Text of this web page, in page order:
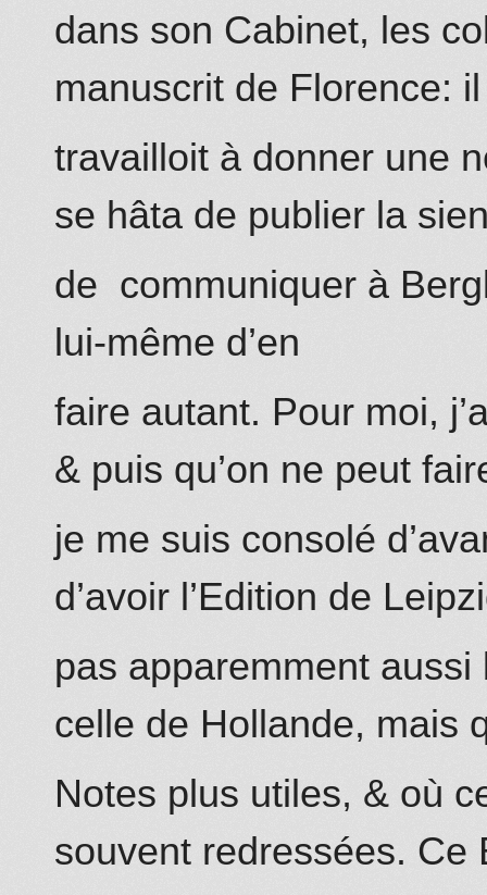
dans son Cabinet, les
manuscrit de Florence:
travailloit à donner une
se hâta de publier la
de communiquer à
lui-même d’en
faire autant. Pour moi,
& puis qu’on ne peut
je me suis consolé
d’avoir l’Edition de
pas apparemment aussi
celle de Hollande, mais
Notes plus utiles, & où
souvent redressées. Ce